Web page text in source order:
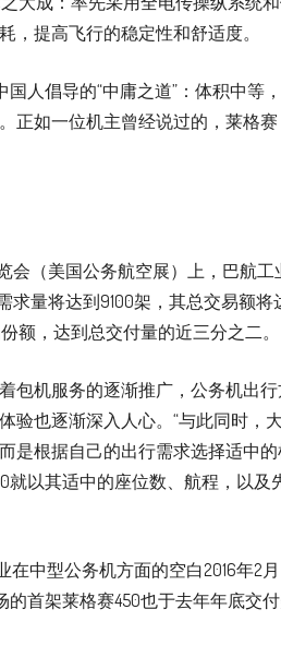
提高飞行的稳定性和舒适度。
人倡导的“中庸之道”：体积中等，
正如一位机主曾经说过的，莱格赛
会（美国公务航空展）上，巴航工
求量将达到9100架，其总交易额将
额，达到总交付量的近三分之二。
包机服务的逐渐推广，公务机出
验也逐渐深入人心。“与此同时，大
是根据自己的出行需求选择适中
以其适中的座位数、航程，以及
中型公务机方面的空白2016年2月
首架莱格赛450也于去年年底交